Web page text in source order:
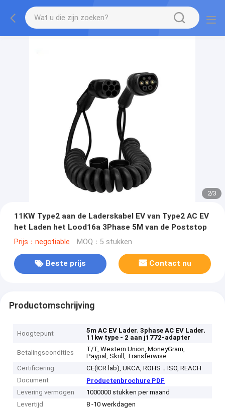
2/3
11KW Type2 aan de Laderskabel EV van Type2 AC EV
het Laden het Lood16a 3Phase 5M van de Poststop
Prijs：negotiable MOQ：5 stukken
Beste prijs Contact nu
Productomschrijving
Hoogtepunt 5m AC EV Lader,3phase AC EV Lader,
11kw type - 2 aan j1772-adapter
Betalingscondities
T/T, Western Union, MoneyGram,
Paypal, Skrill, Transferwise
Certificering
CE(ICR lab), UKCA, ROHS，ISO, REACH
Document
Productenbrochure PDF
Levering vermogen
1000000 stukken per maand
Levertijd
8 -10 werkdagen